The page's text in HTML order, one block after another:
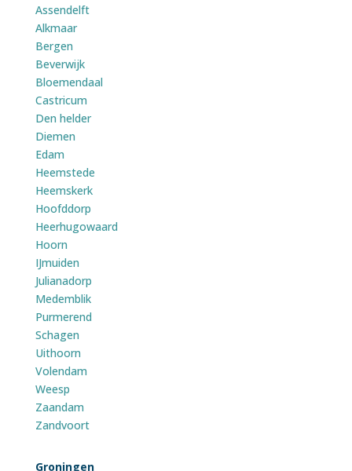
Assendelft
Alkmaar
Bergen
Beverwijk
Bloemendaal
Castricum
Den helder
Diemen
Edam
Heemstede
Heemskerk
Hoofddorp
Heerhugowaard
Hoorn
IJmuiden
Julianadorp
Medemblik
Purmerend
Schagen
Uithoorn
Volendam
Weesp
Zaandam
Zandvoort
Groningen